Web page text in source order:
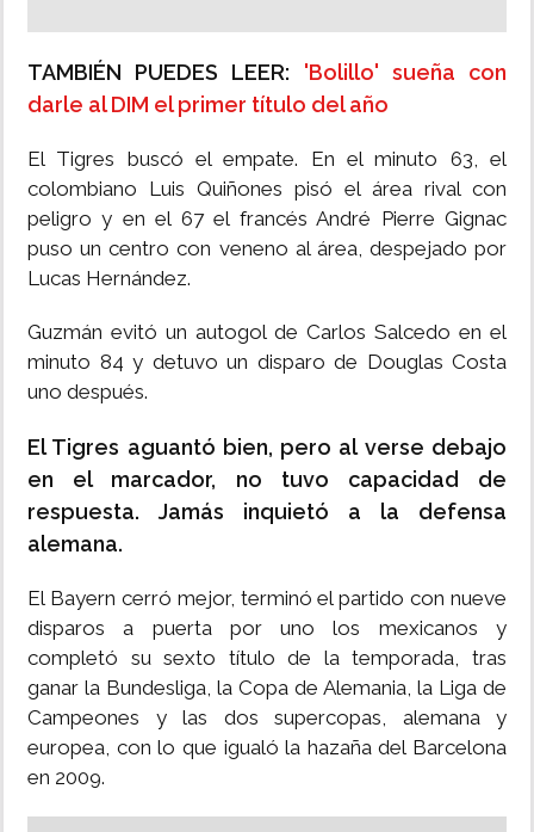
TAMBIÉN PUEDES LEER: 'Bolillo' sueña con
darle al DIM el primer título del año
El Tigres buscó el empate. En el minuto 63, el
colombiano Luis Quiñones pisó el área rival con
peligro y en el 67 el francés André Pierre Gignac
puso un centro con veneno al área, despejado por
Lucas Hernández.
Guzmán evitó un autogol de Carlos Salcedo en el
minuto 84 y detuvo un disparo de Douglas Costa
uno después.
El Tigres aguantó bien, pero al verse debajo
en el marcador, no tuvo capacidad de
respuesta. Jamás inquietó a la defensa
alemana.
El Bayern cerró mejor, terminó el partido con nueve
disparos a puerta por uno los mexicanos y
completó su sexto título de la temporada, tras
ganar la Bundesliga, la Copa de Alemania, la Liga de
Campeones y las dos supercopas, alemana y
europea, con lo que igualó la hazaña del Barcelona
en 2009.